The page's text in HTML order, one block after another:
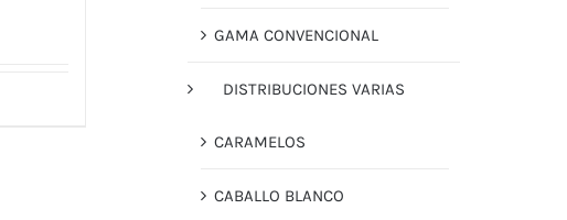
GAMA CONVENCIONAL
DISTRIBUCIONES VARIAS
CARAMELOS
CABALLO BLANCO